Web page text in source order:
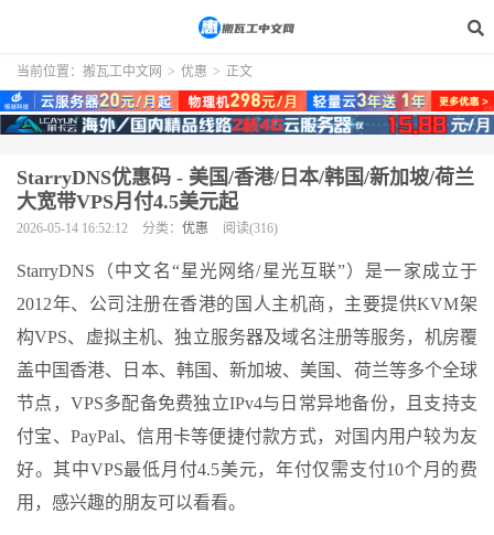
当前位置： 搬瓦工中文网 > 优惠 > 正文
StarryDNS优惠码 - 美国/香港/日本/韩国/新加坡/荷兰
大宽带VPS月付4.5美元起
2026-05-14 16:52:12 分类： 优惠 阅读(316)
StarryDNS（中文名“星光网络/星光互联”）是一家成立于
2012年、公司注册在香港的国人主机商，主要提供KVM架
构VPS、虚拟主机、独立服务器及域名注册等服务，机房覆
盖中国香港、日本、韩国、新加坡、美国、荷兰等多个全球
节点，VPS多配备免费独立IPv4与日常异地备份，且支持支
付宝、PayPal、信用卡等便捷付款方式，对国内用户较为友
好。其中VPS最低月付4.5美元，年付仅需支付10个月的费
用，感兴趣的朋友可以看看。